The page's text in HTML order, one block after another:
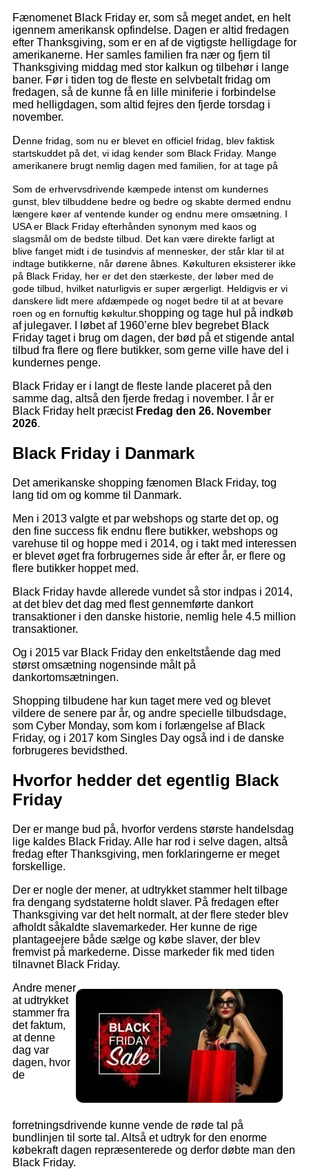
Fænomenet Black Friday er, som så meget andet, en helt
igennem amerikansk opfindelse. Dagen er altid fredagen
efter Thanksgiving, som er en af de vigtigste helligdage for
amerikanerne. Her samles familien fra nær og fjern til
Thanksgiving middag med stor kalkun og tilbehør i lange
baner. Før i tiden tog de fleste en selvbetalt fridag om
fredagen, så de kunne få en lille miniferie i forbindelse
med helligdagen, som altid fejres den fjerde torsdag i
november.
Denne fridag, som nu er blevet en officiel fridag, blev faktisk
startskuddet på det, vi idag kender som Black Friday. Mange
amerikanere brugt nemlig dagen med familien, for at tage på
Som de erhvervsdrivende kæmpede intenst om kundernes
gunst, blev tilbuddene bedre og bedre og skabte dermed endnu
længere køer af ventende kunder og endnu mere omsætning. I
USA er Black Friday efterhånden synonym med kaos og
slagsmål om de bedste tilbud. Det kan være direkte farligt at
blive fanget midt i de tusindvis af mennesker, der står klar til at
indtage butikkerne, når dørene åbnes. Køkulturen eksisterer ikke
på Black Friday, her er det den stærkeste, der løber med de
gode tilbud, hvilket naturligvis er super ærgerligt. Heldigvis er vi
danskere lidt mere afdæmpede og noget bedre til at at bevare
roen og en fornuftig køkultur.shopping og tage hul på indkøb
af julegaver. I løbet af 1960’erne blev begrebet Black
Friday taget i brug om dagen, der bød på et stigende antal
tilbud fra flere og flere butikker, som gerne ville have del i
kundernes penge.
Black Friday er i langt de fleste lande placeret på den
samme dag, altså den fjerde fredag i november. I år er
Black Friday helt præcist Fredag den 26. November
2026.
Black Friday i Danmark
Det amerikanske shopping fænomen Black Friday, tog
lang tid om og komme til Danmark.
Men i 2013 valgte et par webshops og starte det op, og
den fine success fik endnu flere butikker, webshops og
varehuse til og hoppe med i 2014, og i takt med interessen
er blevet øget fra forbrugernes side år efter år, er flere og
flere butikker hoppet med.
Black Friday havde allerede vundet så stor indpas i 2014,
at det blev det dag med flest gennemførte dankort
transaktioner i den danske historie, nemlig hele 4.5 million
transaktioner.
Og i 2015 var Black Friday den enkeltstående dag med
størst omsætning nogensinde må lt på
dankortomsætningen.
Shopping tilbudene har kun taget mere ved og blevet
vildere de senere par år, og andre specielle tilbudsdage,
som Cyber Monday, som kom i forlængelse af Black
Friday, og i 2017 kom Singles Day også ind i de danske
forbrugeres bevidsthed.
Hvorfor hedder det egentlig Black
Friday
Der er mange bud på, hvorfor verdens største handelsdag
lige kaldes Black Friday. Alle har rod i selve dagen, altså
fredag efter Thanksgiving, men forklaringerne er meget
forskellige.
Der er nogle der mener, at udtrykket stammer helt tilbage
fra dengang sydstaterne holdt slaver. På fredagen efter
Thanksgiving var det helt normalt, at der flere steder blev
afholdt såkaldte slavemarkeder. Her kunne de rige
plantageejere både sælge og købe slaver, der blev
fremvist på markederne. Disse markeder fik med tiden
tilnavnet Black Friday.
Andre mener
at udtrykket
stammer fra
det faktum,
at denne
dag var
dagen, hvor
de
forretningsdrivende kunne vende de røde tal på
bundlinjen til sorte tal. Altså et udtryk for den enorme
købekraft dagen repræsenterede og derfor døbte man den
Black Friday.